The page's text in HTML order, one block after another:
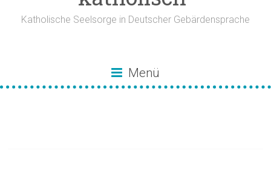
Katholische Seelsorge in Deutscher Gebärdensprache
Menü